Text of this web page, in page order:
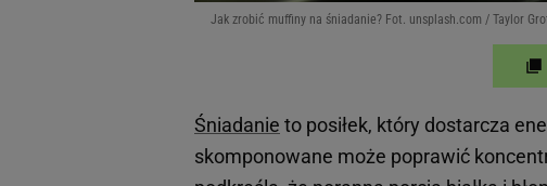
Jak zrobić muffiny na śniadanie? Fot. unsplash.com / Taylor
Śniadanie to posiłek, który dostarcza
skomponowane może poprawić